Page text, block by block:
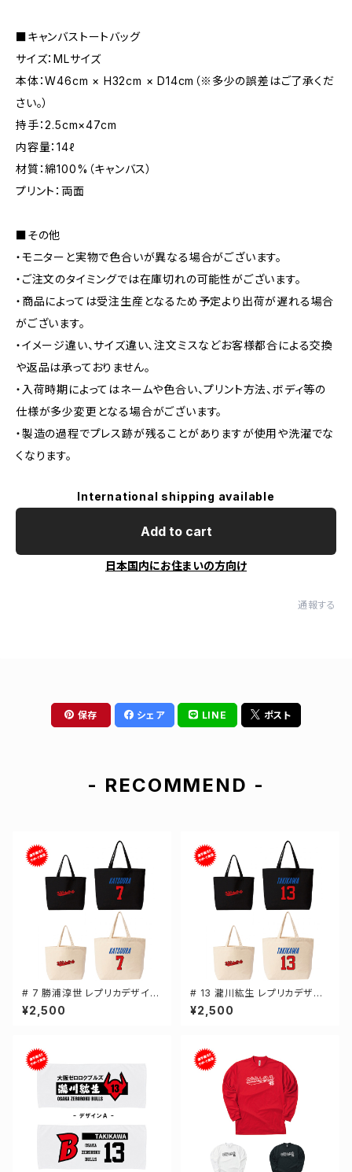
■キャンバストートバッグ
サイズ：MLサイズ
本体：W46cm × H32cm × D14cm（※多少の誤差はご了承くだ
さい。）
持手：2.5cm×47cm
内容量：14ℓ
材質：綿100%（キャンバス）
プリント：両面
■その他
・モニターと実物で色合いが異なる場合がございます。
・ご注文のタイミングでは在庫切れの可能性がございます。
・商品によっては受注生産となるため予定より出荷が遅れる場合
がございます。
・イメージ違い、サイズ違い、注文ミスなどお客様都合による交換
や返品は承っておりません。
・入荷時期によってはネームや色合い、プリント方法、ボディ等の
仕様が多少変更となる場合がございます。
・製造の過程でプレス跡が残ることがありますが使用や洗濯でな
くなります。
International shipping available
Add to cart
日本国内にお住まいの方向け
通報する
保存 シェア LINE ポスト
- RECOMMEND -
# 7 勝浦淳世 レプリカデザイン
選手還元 キャンバストートバッ
グ 2カラー MLサイズ 000778
¥2,500
# 13 瀧川紘生 レプリカデザイ
ン 選手還元 キャンバストートバ
ッグ 2カラー MLサイズ 00077
¥2,500